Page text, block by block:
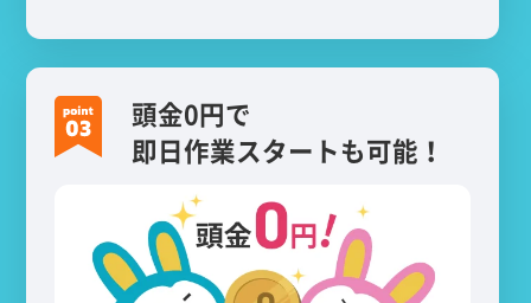
頭金0円で
即日作業スタートも可能！